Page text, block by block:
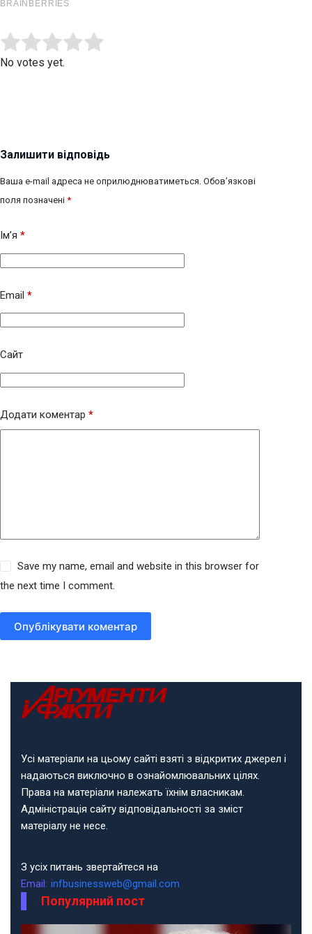
Rate this item:
No votes yet.
Залишити відповідь
Ваша e-mail адреса не оприлюднюватиметься. Обов’язкові
поля позначені *
Ім’я *
Email *
Сайт
Додати коментар *
Save my name, email and website in this browser for
the next time I comment.
Опублікувати коментар
Усі матеріали на цьому сайті взяті з відкритих джерел і
надаються виключно в ознайомлювальних цілях.
Права на матеріали належать їхнім власникам.
Адміністрація сайту відповідальності за зміст
матеріалу не несе.
З усіх питань звертайтеся на
Email: infbusinessweb@gmail.com
Популярний пост